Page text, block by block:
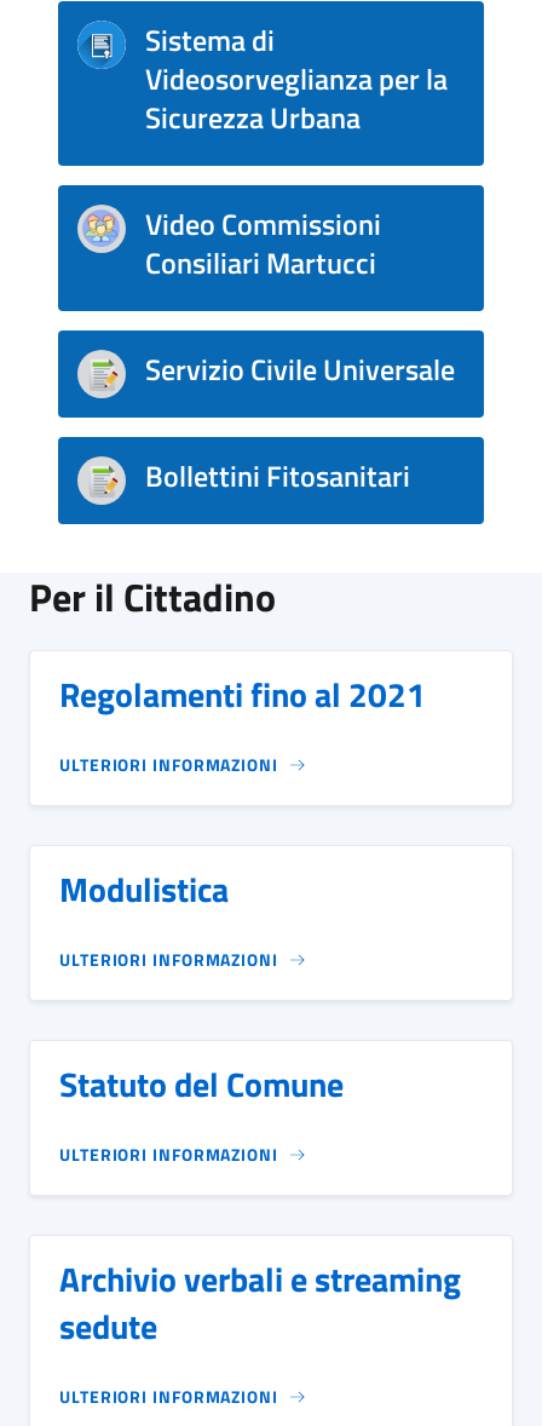
Sistema di
Videosorveglianza per la
Sicurezza Urbana
Video Commissioni
Consiliari Martucci
Servizio Civile Universale
Bollettini Fitosanitari
Per il Cittadino
Regolamenti fino al 2021
ULTERIORI INFORMAZIONI
Modulistica
ULTERIORI INFORMAZIONI
Statuto del Comune
ULTERIORI INFORMAZIONI
Archivio verbali e streaming
sedute
ULTERIORI INFORMAZIONI